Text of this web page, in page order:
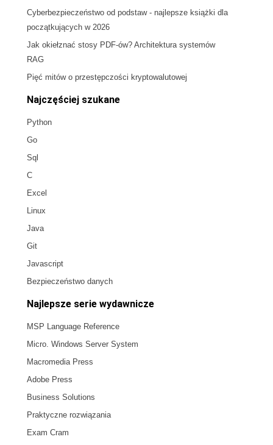
Cyberbezpieczeństwo od podstaw - najlepsze książki dla
początkujących w 2026
Jak okiełznać stosy PDF-ów? Architektura systemów
RAG
Pięć mitów o przestępczości kryptowalutowej
Najczęściej szukane
Python
Go
Sql
C
Excel
Linux
Java
Git
Javascript
Bezpieczeństwo danych
Najlepsze serie wydawnicze
MSP Language Reference
Micro. Windows Server System
Macromedia Press
Adobe Press
Business Solutions
Praktyczne rozwiązania
Exam Cram